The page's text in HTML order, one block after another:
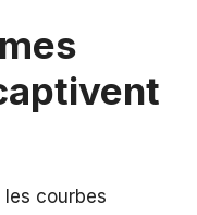
courbes